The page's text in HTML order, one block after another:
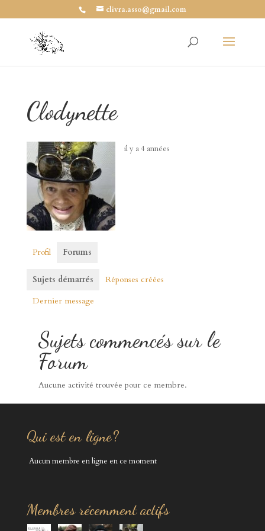
clivra.asso@gmail.com
Clodynette
il y a 4 années
Profil Forums
Sujets démarrés
Réponses créées
Dernier message
Sujets commencés sur le
Forum
Aucune activité trouvée pour ce membre.
Qui est en ligne?
Aucun membre en ligne en ce moment
Membres récemment actifs